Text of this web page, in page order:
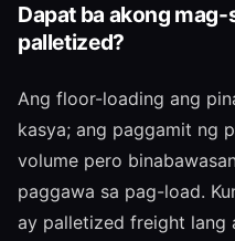
Dapat ba akong
palletized?
Ang floor-loading ang
kasya; ang paggamit ng
volume pero
paggawa sa pag-load.
ay palletized freight lang